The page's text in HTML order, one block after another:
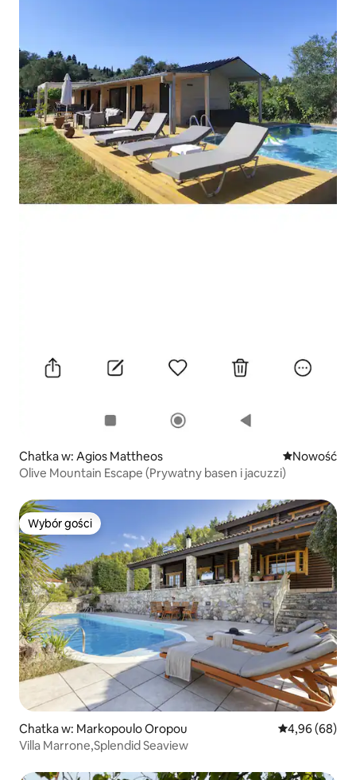
Chatka w: Agios Mattheos Nowe
Nowość
Olive Mountain Escape (Prywatny basen i jacuzzi)
Wybór gości
Wybór gości
Chatka w: Markopoulo Oropou Średnia
4,96 (68)
Villa Marrone,Splendid Seaview